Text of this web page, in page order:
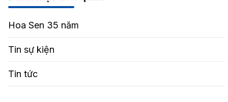
Hoa Sen 35 năm
Tin sự kiện
Tin tức